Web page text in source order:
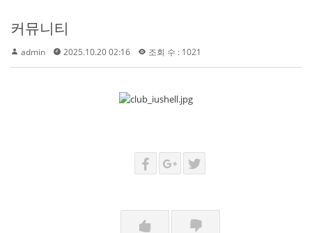
커뮤니티
admin 2025.10.20 02:16 조회 수 : 1021